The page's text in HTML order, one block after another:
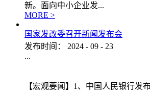
新。面向中小企业发...
MORE >
国家发改委召开新闻发布会
发布时间：
2024 - 09 - 23
...
【宏观要闻】1、中国人民银行发